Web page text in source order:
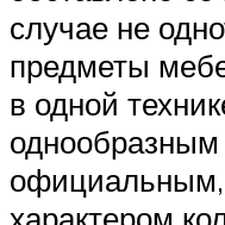
случае не
предметы
в одной
однообразным
официальным,